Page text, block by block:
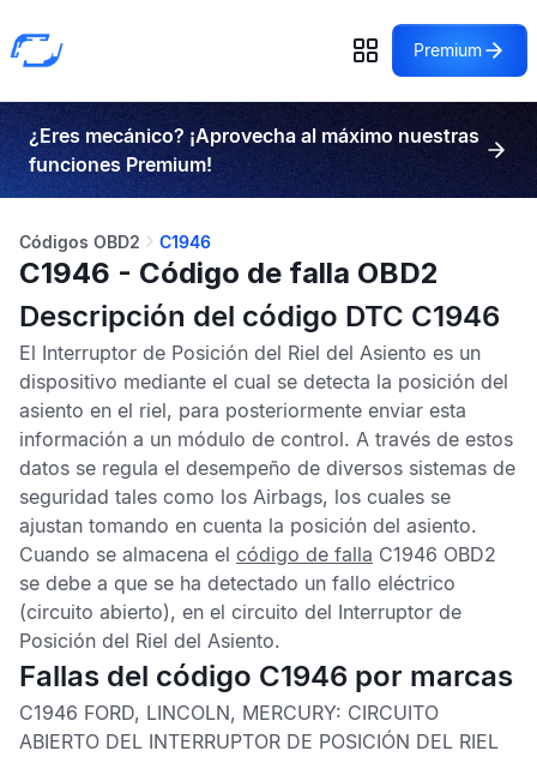
Premium
¿Eres mecánico? ¡Aprovecha al máximo nuestras
funciones Premium!
Códigos OBD2 C1946
C1946 - Código de falla OBD2
Descripción del código DTC C1946
El Interruptor de Posición del Riel del Asiento es un
dispositivo mediante el cual se detecta la posición del
asiento en el riel, para posteriormente enviar esta
información a un módulo de control. A través de estos
datos se regula el desempeño de diversos sistemas de
seguridad tales como los Airbags, los cuales se
ajustan tomando en cuenta la posición del asiento.
Cuando se almacena el código de falla C1946 OBD2
se debe a que se ha detectado un fallo eléctrico
(circuito abierto), en el circuito del Interruptor de
Posición del Riel del Asiento.
Fallas del código C1946 por marcas
C1946 FORD, LINCOLN, MERCURY: CIRCUITO
ABIERTO DEL INTERRUPTOR DE POSICIÓN DEL RIEL